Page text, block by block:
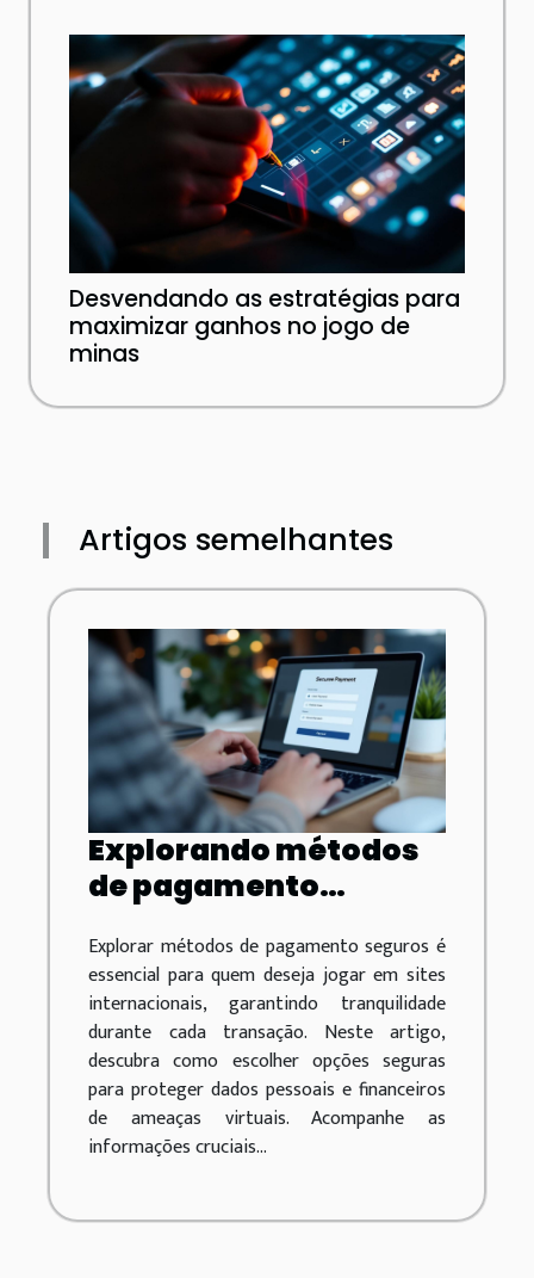
Desvendando as estratégias para
maximizar ganhos no jogo de
minas
Artigos semelhantes
Explorando métodos
de pagamento
internacionais de
jogos
Explorar métodos de pagamento seguros é
essencial para quem deseja jogar em sites
internacionais, garantindo tranquilidade
durante cada transação. Neste artigo,
descubra como escolher opções seguras
para proteger dados pessoais e financeiros
de ameaças virtuais. Acompanhe as
informações cruciais...